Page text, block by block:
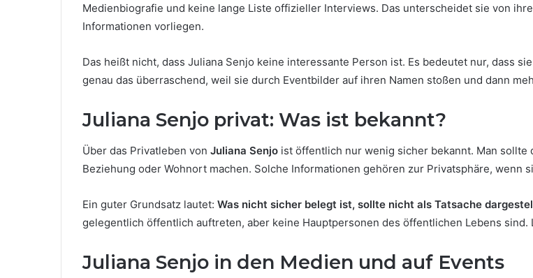
Medienbiografie und keine lange Liste offizieller Interviews. Das unterscheidet sie von
Informationen vorliegen.
Das heißt nicht, dass Juliana Senjo keine interessante Person ist. Es bedeutet nur, dass
genau das überraschend, weil sie durch Eventbilder auf ihren Namen stoßen und dann
Juliana Senjo privat: Was ist bekannt?
Über das Privatleben von Juliana Senjo ist öffentlich nur wenig sicher bekannt. Man sollte
Beziehung oder Wohnort machen. Solche Informationen gehören zur Privatsphäre,
Ein guter Grundsatz lautet: Was nicht sicher belegt ist, sollte nicht als Tatsache
gelegentlich öffentlich auftreten, aber keine Hauptpersonen des öffentlichen Lebens
Juliana Senjo in den Medien und auf Events